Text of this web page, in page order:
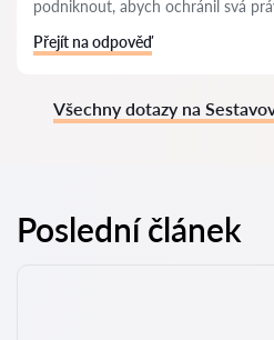
podniknout, abych ochránil svá
Přejít na odpověď
Všechny dotazy na
Poslední článek